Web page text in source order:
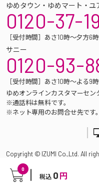
0
税込 0 円
ゆめタウン・ゆめマート・ユ
0120-37-
［受付時間］あさ10時～夕方6時
サニー
0120-93-
［受付時間］あさ10時～よる9時
ゆめオンラインカスタマーセン
※通話料は無料です。
※ネット専用のお問合せ先です
Copyright © IZUMI Co.,Ltd. All